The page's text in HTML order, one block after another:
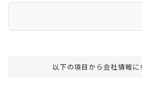
以下の項目から会社情報に